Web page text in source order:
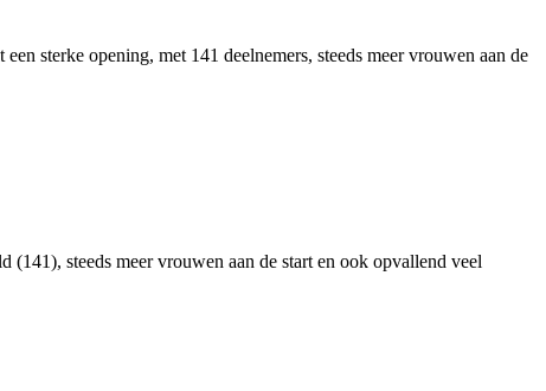
sterke opening, met 141 deelnemers, steeds meer vrouwen aan de
steeds meer vrouwen aan de start en ook opvallend veel